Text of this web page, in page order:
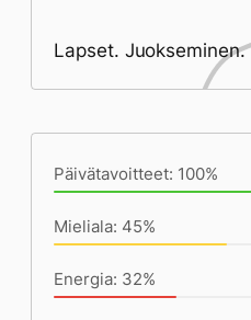
Lapset.
Päivätavoitteet: 100%
Mieliala: 45%
Energia: 32%